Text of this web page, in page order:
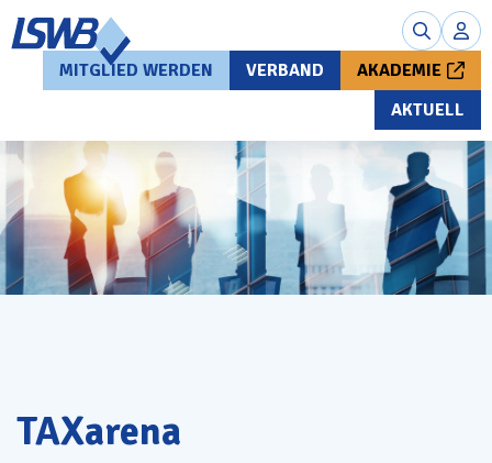
MITGLIED WERDEN VERBAND
AKADEMIE
AKTUELL
TAXarena